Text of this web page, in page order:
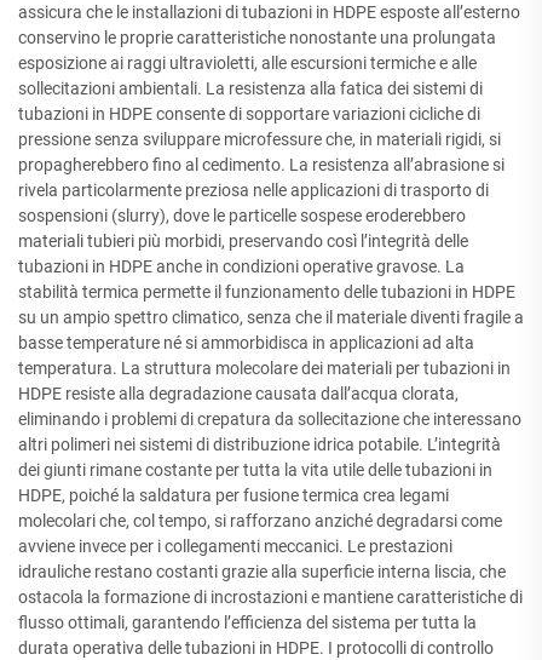
assicura che le installazioni di tubazioni in HDPE esposte all’esterno
conservino le proprie caratteristiche nonostante una prolungata
esposizione ai raggi ultravioletti, alle escursioni termiche e alle
sollecitazioni ambientali. La resistenza alla fatica dei sistemi di
tubazioni in HDPE consente di sopportare variazioni cicliche di
pressione senza sviluppare microfessure che, in materiali rigidi, si
propagherebbero fino al cedimento. La resistenza all’abrasione si
rivela particolarmente preziosa nelle applicazioni di trasporto di
sospensioni (slurry), dove le particelle sospese eroderebbero
materiali tubieri più morbidi, preservando così l’integrità delle
tubazioni in HDPE anche in condizioni operative gravose. La
stabilità termica permette il funzionamento delle tubazioni in HDPE
su un ampio spettro climatico, senza che il materiale diventi fragile a
basse temperature né si ammorbidisca in applicazioni ad alta
temperatura. La struttura molecolare dei materiali per tubazioni in
HDPE resiste alla degradazione causata dall’acqua clorata,
eliminando i problemi di crepatura da sollecitazione che interessano
altri polimeri nei sistemi di distribuzione idrica potabile. L’integrità
dei giunti rimane costante per tutta la vita utile delle tubazioni in
HDPE, poiché la saldatura per fusione termica crea legami
molecolari che, col tempo, si rafforzano anziché degradarsi come
avviene invece per i collegamenti meccanici. Le prestazioni
idrauliche restano costanti grazie alla superficie interna liscia, che
ostacola la formazione di incrostazioni e mantiene caratteristiche di
flusso ottimali, garantendo l’efficienza del sistema per tutta la
durata operativa delle tubazioni in HDPE. I protocolli di controllo